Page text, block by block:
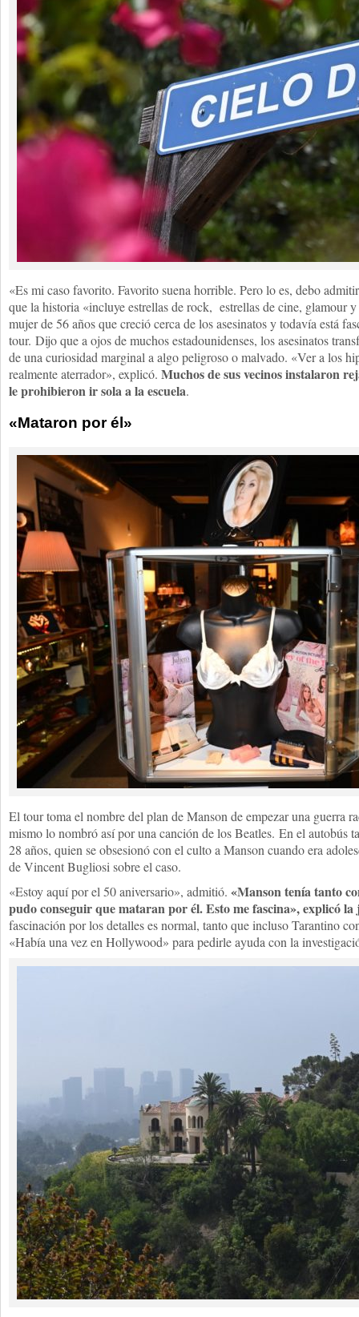
«Es mi caso favorito. Favorito suena horrible. Pero lo es, debo
que la historia «incluye estrellas de rock, estrellas de cine, glamour
mujer de 56 años que creció cerca de los asesinatos y todavía está
tour. Dijo que a ojos de muchos estadounidenses, los asesinatos
de una curiosidad marginal a algo peligroso o malvado. «Ver a los
realmente aterrador», explicó. Muchos de sus vecinos instalaron
le prohibieron ir sola a la escuela.
«Mataron por él»
El tour toma el nombre del plan de Manson de empezar una guerra
mismo lo nombró así por una canción de los Beatles. En el autobús
28 años, quien se obsesionó con el culto a Manson cuando era
de Vincent Bugliosi sobre el caso.
«Estoy aquí por el 50 aniversario», admitió. «Manson tenía tanto
pudo conseguir que mataran por él. Esto me fascina», explicó la
fascinación por los detalles es normal, tanto que incluso Tarantino
«Había una vez en Hollywood» para pedirle ayuda con la